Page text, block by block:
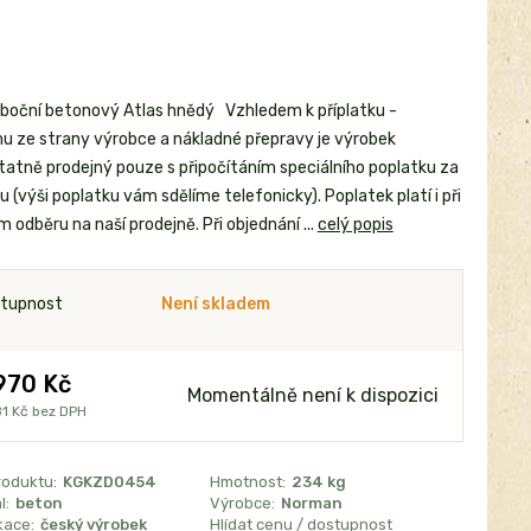
betonový Atlas hnědý Vzhledem k příplatku -
ze strany výrobce a nákladné přepravy je výrobek
prodejný pouze s připočítáním speciálního poplatku za
(výši poplatku vám sdělíme telefonicky). Poplatek platí i při
odběru na naší prodejně. Při objednání ... celý popis
Není skladem
Kč
Kč bez DPH
Momentálně není k dispozici
KGKZD0454 Hmotnost: 234 kg
beton Výrobce: Norman
český výrobek Hlídat cenu / dostupnost